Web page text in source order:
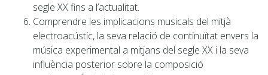
segle XX fins a l’actualitat.
Comprendre les implicacions musicals del mitjà
electroacústic, la seva relació de continuïtat envers la
música experimental a mitjans del segle XX i la seva
influència posterior sobre la composició